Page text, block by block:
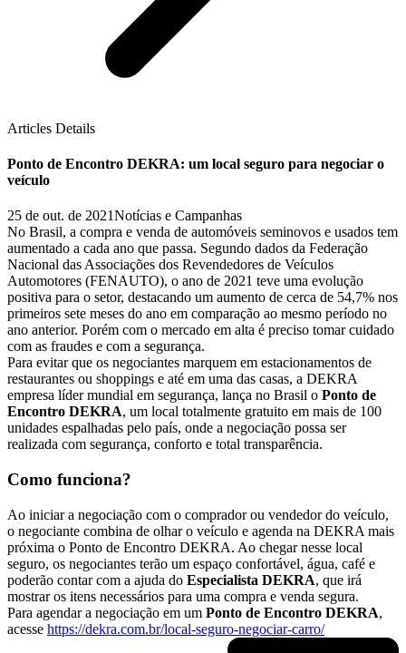
Articles Details
Ponto de Encontro DEKRA: um local seguro para negociar o
veículo
25 de out. de 2021Notícias e Campanhas
No Brasil, a compra e venda de automóveis seminovos e usados tem
aumentado a cada ano que passa. Segundo dados da Federação
Nacional das Associações dos Revendedores de Veículos
Automotores (FENAUTO), o ano de 2021 teve uma evolução
positiva para o setor, destacando um aumento de cerca de 54,7% nos
primeiros sete meses do ano em comparação ao mesmo período no
ano anterior. Porém com o mercado em alta é preciso tomar cuidado
com as fraudes e com a segurança.
Para evitar que os negociantes marquem em estacionamentos de
restaurantes ou shoppings e até em uma das casas, a DEKRA
empresa líder mundial em segurança, lança no Brasil o Ponto de
Encontro DEKRA, um local totalmente gratuito em mais de 100
unidades espalhadas pelo país, onde a negociação possa ser
realizada com segurança, conforto e total transparência.
Como funciona?
Ao iniciar a negociação com o comprador ou vendedor do veículo,
o negociante combina de olhar o veículo e agenda na DEKRA mais
próxima o Ponto de Encontro DEKRA. Ao chegar nesse local
seguro, os negociantes terão um espaço confortável, água, café e
poderão contar com a ajuda do Especialista DEKRA, que irá
mostrar os itens necessários para uma compra e venda segura.
Para agendar a negociação em um Ponto de Encontro DEKRA,
acesse https://dekra.com.br/local-seguro-negociar-carro/